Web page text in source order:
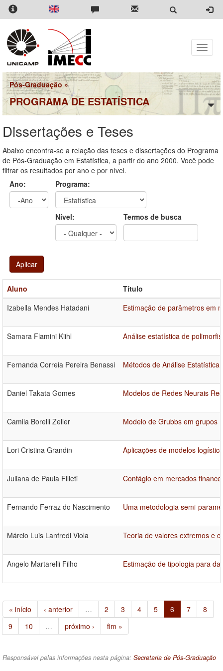
Pular
para
conteúdo
principal
Toggle
Pós-Graduação »
PROGRAMA DE ESTATÍSTICA
Dissertações e Teses
Abaixo encontra-se a relação das teses e dissertações do Programa
de Pós-Graduação em Estatística, a partir do ano 2000. Você pode
filtrar os resultados por ano e por nível.
Ano:
Programa:
Nível: Termos de busca
Aplicar
Aluno
Título
Izabella Mendes Hatadani
Estimação de parâmetros em
Samara Flamini Kiihl Análise estatística de
Fernanda Correia Pereira Benassi Métodos de Análise
Daniel Takata Gomes Modelos de Redes Neurais
Camila Borelli Zeller Modelo de Grubbs em grupos
Lori Cristina Grandin Aplicações de modelos
Juliana de Paula Filleti Contágio em mercados
Fernando Ferraz do Nascimento Uma metodologia semi-
Márcio Luis Lanfredi Viola Teoria de valores extremos e
Angelo Martarelli Filho Estimação de tipologia para
« início ‹ anterior … 2 3 4 5 6 7
8
9
10 … próximo › fim »
Responsável pelas informações nesta página: Secretaria de Pós-Graduação